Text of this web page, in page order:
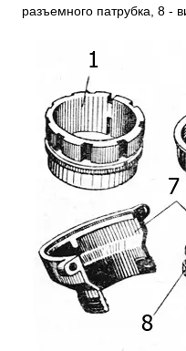
разъемного патрубка, 8 -